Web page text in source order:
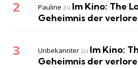
Pauline zu Im Kino: The
Geheimnis der
Unbekannter zu Im Kino:
Geheimnis der